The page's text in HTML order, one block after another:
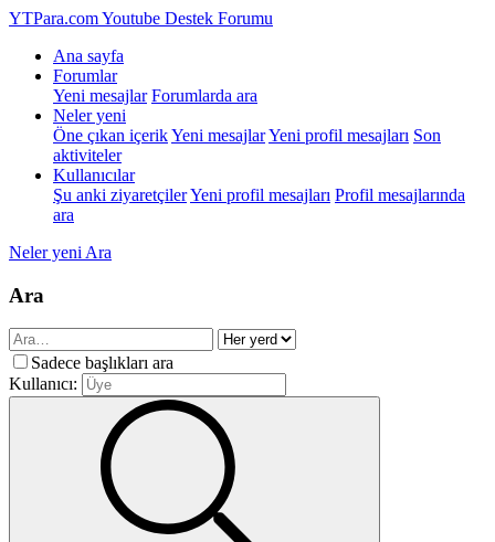
YTPara.comYoutube Destek Forumu
Ana sayfa
Forumlar
Yeni mesajlar Forumlarda ara
Neler yeni
Öne çıkan içerikYeni mesajlarYeni profil mesajları Son
aktiviteler
Kullanıcılar
Şu anki ziyaretçilerYeni profil mesajları Profil mesajlarında
ara
Neler yeni Ara
Ara
Sadece başlıkları ara
Kullanıcı: